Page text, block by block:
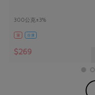
300公克±3%
葷 冷凍
$269